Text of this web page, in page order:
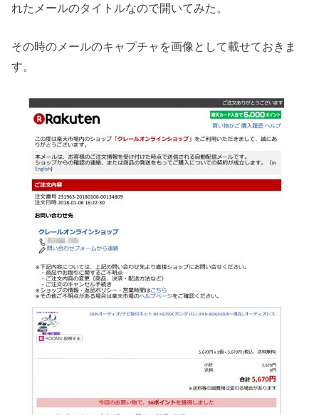
れたメールのタイトルなので開いてみた。
その時のメールのキャプチャを画像として載せておきま
す。